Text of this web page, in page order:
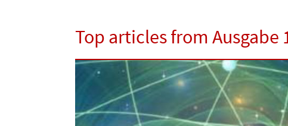
Top articles from Ausgabe